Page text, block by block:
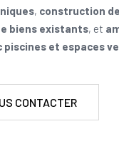
, construction
biens existants, et
piscines et espaces
CONTACTER